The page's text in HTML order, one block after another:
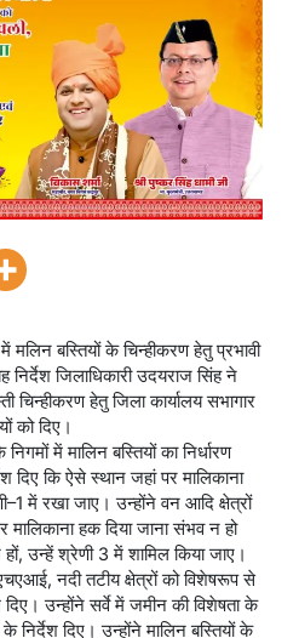
बस्तियों के चिन्हीकरण हेतु प्रभावी
निर्देश जिलाधिकारी उदयराज सिंह ने
चिन्हीकरण हेतु जिला कार्यालय सभागार
को दिए।
में मालिन बस्तियों का निर्धारण
दिए कि ऐसे स्थान जहां पर मालिकाना
में रखा जाए। उन्होंने वन आदि क्षेत्रों
हक दिया जाना संभव न हो
उन्हें श्रेणी 3 में शामिल किया जाए।
नदी तटीय क्षेत्रों को विशेषरूप से
उन्होंने सर्वे में जमीन की विशेषता के
दिए। उन्होंने मालिन बस्तियों के